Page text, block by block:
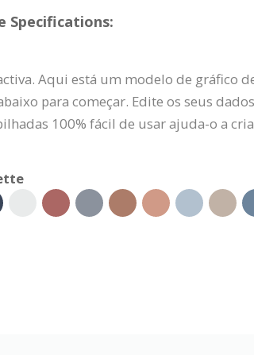
Specifications:
Aqui está um modelo de gráfico
para começar. Edite os seus
100% fácil de usar ajuda-o a